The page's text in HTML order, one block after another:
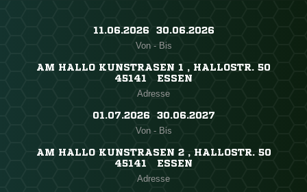
11.06.2026 ​ 30.06.2026
Von - Bis
AM HALLO KUNSTRASEN 1 , HALLOSTR. 50
45141 ESSEN
Adresse
01.07.2026 ​ 30.06.2027
Von - Bis
AM HALLO KUNSTRASEN 2 , HALLOSTR. 50
45141 ESSEN
Adresse